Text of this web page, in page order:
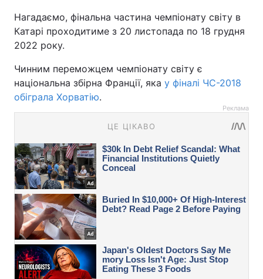
Нагадаємо, фінальна частина чемпіонату світу в
Катарі проходитиме з 20 листопада по 18 грудня
2022 року.
Чинним переможцем чемпіонату світу є
національна збірна Франції, яка у фіналі ЧС-2018
обіграла Хорватію.
Реклама